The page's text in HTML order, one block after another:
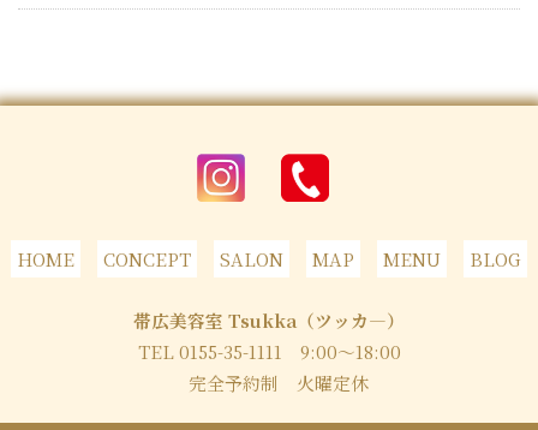
HOME CONCEPT SALON MAP MENU BLOG
帯広美容室 Tsukka（ツッカ―）
TEL 0155-35-1111 9:00～18:00
完全予約制 火曜定休